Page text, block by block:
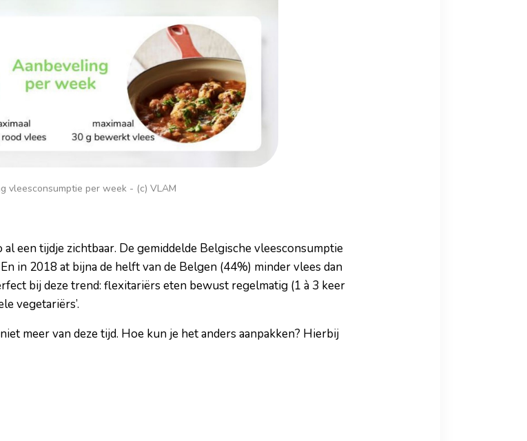
vleesconsumptie per week - (c) VLAM
een tijdje zichtbaar. De gemiddelde Belgische vleesconsumptie
in 2018 at bijna de helft van de Belgen (44%) minder vlees dan
bij deze trend: flexitariërs eten bewust regelmatig (1 à 3 keer
vegetariërs’.
meer van deze tijd. Hoe kun je het anders aanpakken? Hierbij